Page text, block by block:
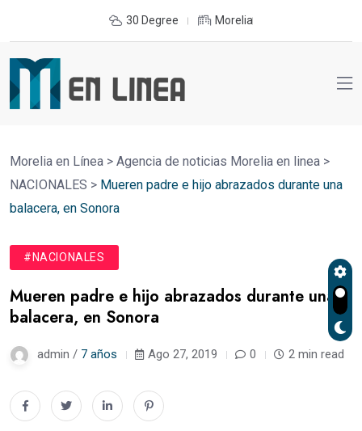
30 Degree Morelia
Morelia en Línea > Agencia de noticias Morelia en linea >
NACIONALES > Mueren padre e hijo abrazados durante una
balacera, en Sonora
#NACIONALES
Mueren padre e hijo abrazados durante una
balacera, en Sonora
admin / 7 años Ago 27, 2019 0 2 min read